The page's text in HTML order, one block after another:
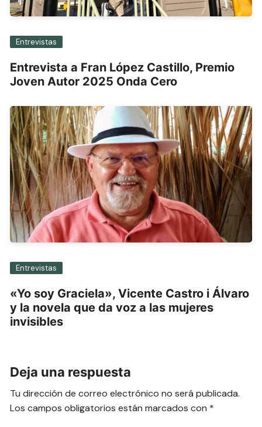
Entrevistas
Entrevista a Fran López Castillo, Premio
Joven Autor 2025 Onda Cero
Entrevistas
«Yo soy Graciela», Vicente Castro i Álvaro
y la novela que da voz a las mujeres
invisibles
Deja una respuesta
Tu dirección de correo electrónico no será publicada.
Los campos obligatorios están marcados con *